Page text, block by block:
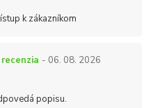
k zákazníkom
- 06. 08. 2026
popisu.